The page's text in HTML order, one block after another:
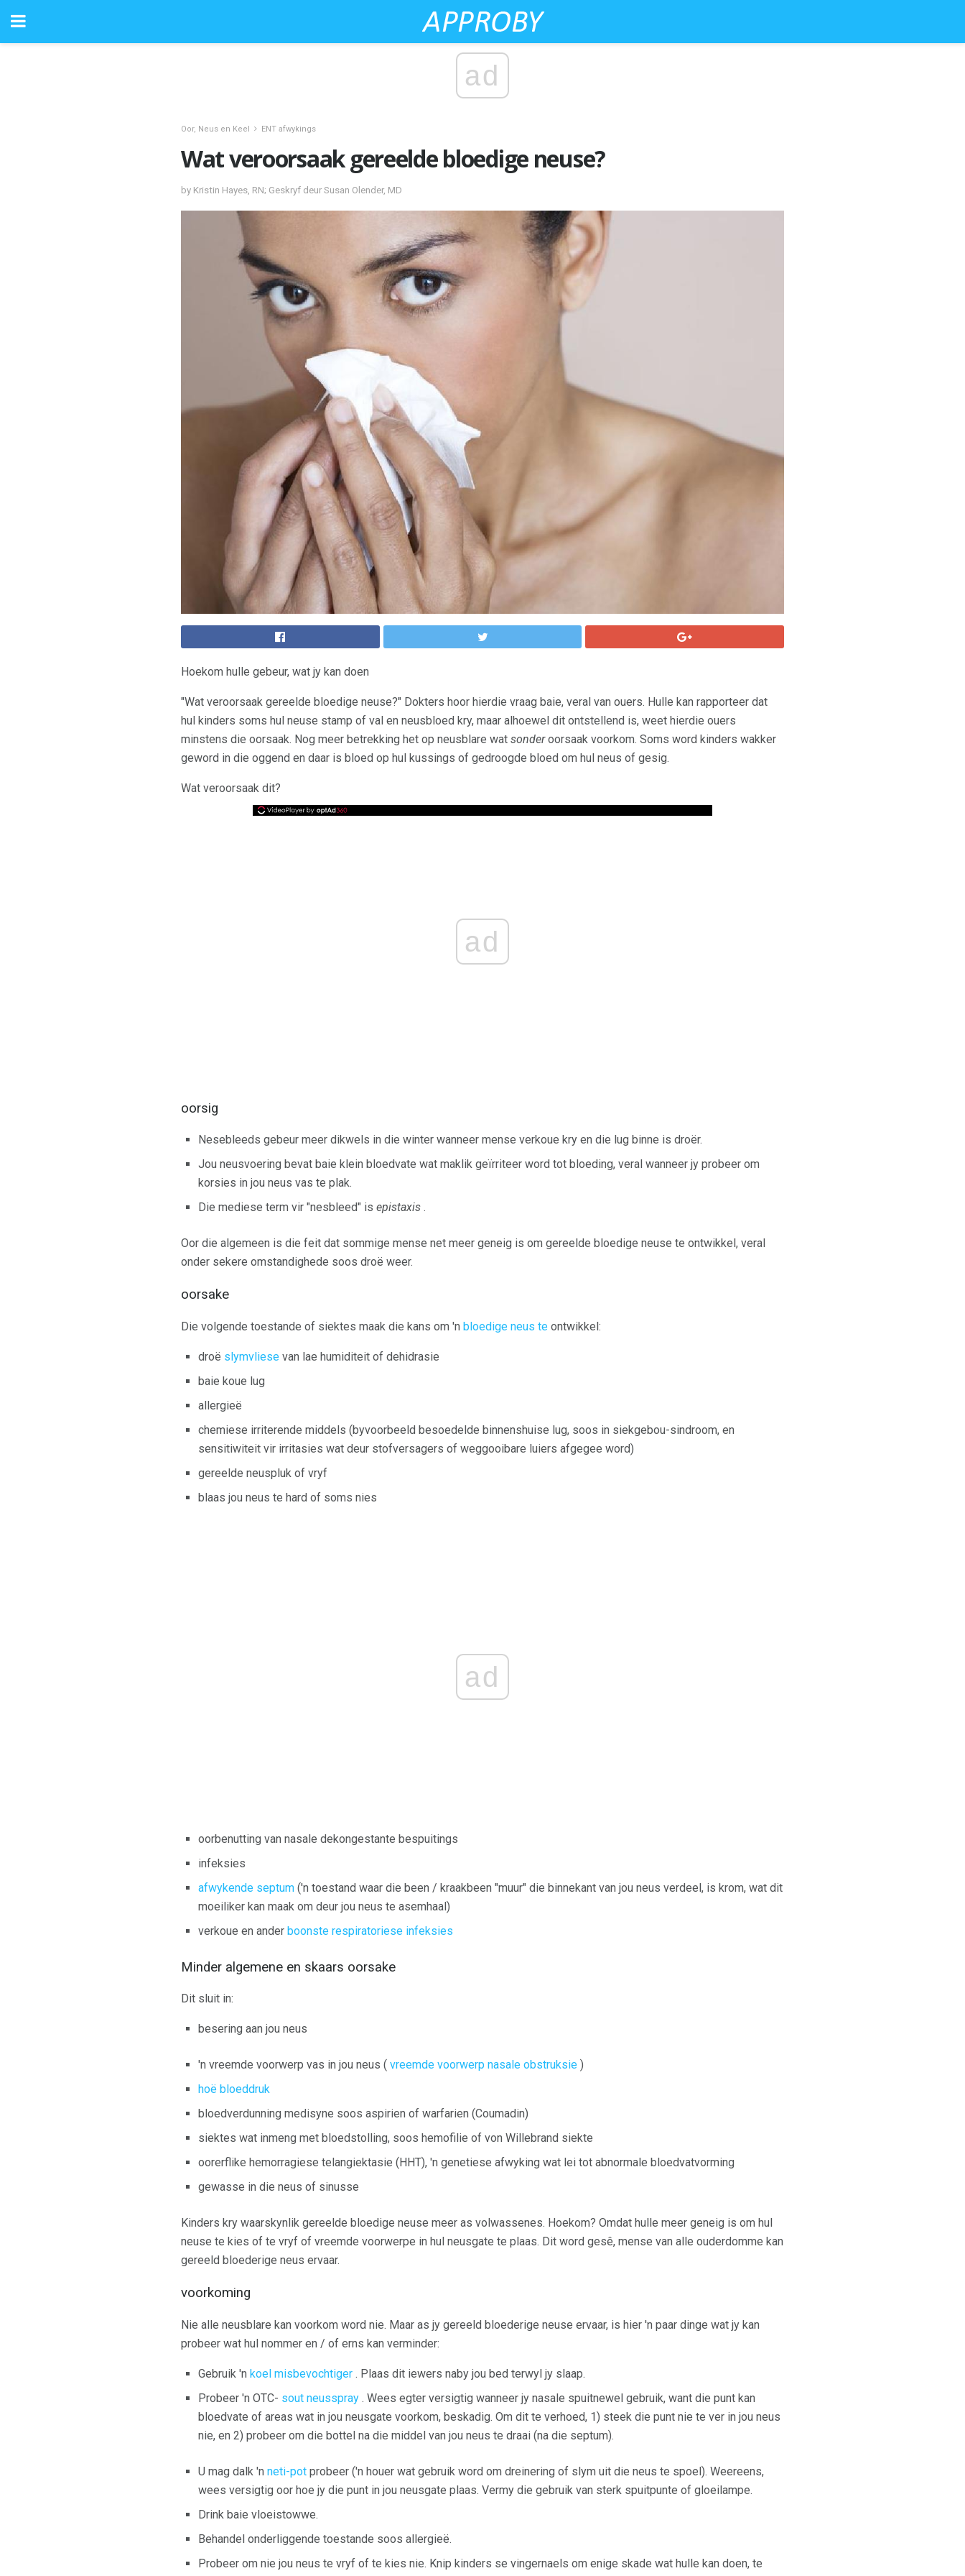
ad
Oor, Neus en Keel ENT afwykings
Wat veroorsaak gereelde bloedige neuse?
by Kristin Hayes, RN; Geskryf deur Susan Olender, MD
Hoekom hulle gebeur, wat jy kan doen
"Wat veroorsaak gereelde bloedige neuse?" Dokters hoor hierdie vraag baie, veral van ouers. Hulle kan rapporteer dat
hul kinders soms hul neuse stamp of val en neusbloed kry, maar alhoewel dit ontstellend is, weet hierdie ouers
minstens die oorsaak. Nog meer betrekking het op neusblare wat sonderoorsaak voorkom. Soms word kinders wakker
geword in die oggend en daar is bloed op hul kussings of gedroogde bloed om hul neus of gesig.
Wat veroorsaak dit?
ad
oorsig
Nesebleeds gebeur meer dikwels in die winter wanneer mense verkoue kry en die lug binne is droër.
Jou neusvoering bevat baie klein bloedvate wat maklik geïrriteer word tot bloeding, veral wanneer jy probeer om
korsies in jou neus vas te plak.
Die mediese term vir "nesbleed" is epistaxis .
Oor die algemeen is die feit dat sommige mense net meer geneig is om gereelde bloedige neuse te ontwikkel, veral
onder sekere omstandighede soos droë weer.
oorsake
Die volgende toestande of siektes maak die kans om 'n bloedige neus te ontwikkel:
droë slymvliese van lae humiditeit of dehidrasie
baie koue lug
allergieë
chemiese irriterende middels (byvoorbeeld besoedelde binnenshuise lug, soos in siekgebou-sindroom, en
sensitiwiteit vir irritasies wat deur stofversagers of weggooibare luiers afgegee word)
gereelde neuspluk of vryf
blaas jou neus te hard of soms nies
ad
oorbenutting van nasale dekongestante bespuitings
infeksies
afwykende septum ('n toestand waar die been / kraakbeen "muur" die binnekant van jou neus verdeel, is krom, wat dit
moeiliker kan maak om deur jou neus te asemhaal)
verkoue en ander boonste respiratoriese infeksies
Minder algemene en skaars oorsake
Dit sluit in:
besering aan jou neus
'n vreemde voorwerp vas in jou neus ( vreemde voorwerp nasale obstruksie )
hoë bloeddruk
bloedverdunning medisyne soos aspirien of warfarien (Coumadin)
siektes wat inmeng met bloedstolling, soos hemofilie of von Willebrand siekte
oorerflike hemorragiese telangiektasie (HHT), 'n genetiese afwyking wat lei tot abnormale bloedvatvorming
gewasse in die neus of sinusse
Kinders kry waarskynlik gereelde bloedige neuse meer as volwassenes. Hoekom? Omdat hulle meer geneig is om hul
neuse te kies of te vryf of vreemde voorwerpe in hul neusgate te plaas. Dit word gesê, mense van alle ouderdomme kan
gereeld bloederige neus ervaar.
voorkoming
Nie alle neusblare kan voorkom word nie. Maar as jy gereeld bloederige neuse ervaar, is hier 'n paar dinge wat jy kan
probeer wat hul nommer en / of erns kan verminder:
Gebruik 'n koel misbevochtiger . Plaas dit iewers naby jou bed terwyl jy slaap.
Probeer 'n OTC- sout neusspray . Wees egter versigtig wanneer jy nasale spuitnewel gebruik, want die punt kan
bloedvate of areas wat in jou neusgate voorkom, beskadig. Om dit te verhoed, 1) steek die punt nie te ver in jou neus
nie, en 2) probeer om die bottel na die middel van jou neus te draai (na die septum).
U mag dalk 'n neti-pot probeer ('n houer wat gebruik word om dreinering of slym uit die neus te spoel). Weereens,
wees versigtig oor hoe jy die punt in jou neusgate plaas. Vermy die gebruik van sterk spuitpunte of gloeilampe.
Drink baie vloeistowwe.
Behandel onderliggende toestande soos allergieë.
Probeer om nie jou neus te vryf of te kies nie. Knip kinders se vingernaels om enige skade wat hulle kan doen, te